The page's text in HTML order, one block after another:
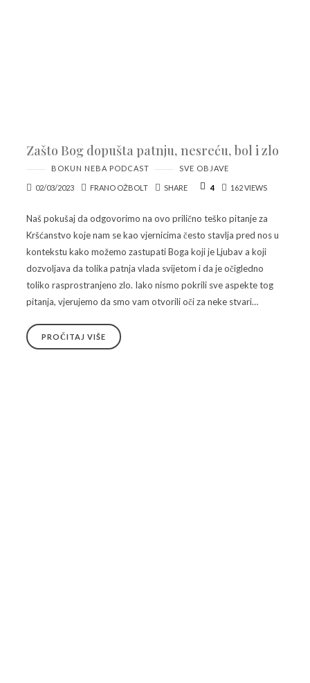
Zašto Bog dopušta patnju, nesreću, bol i zlo
BOKUN NEBA PODCAST SVE OBJAVE
02/03/2023 FRANO OŽBOLT SHARE 4 162 VIEWS
Naš pokušaj da odgovorimo na ovo prilično teško pitanje za
Kršćanstvo koje nam se kao vjernicima često stavlja pred nos u
kontekstu kako možemo zastupati Boga koji je Ljubav a koji
dozvoljava da tolika patnja vlada svijetom i da je očigledno
toliko rasprostranjeno zlo. Iako nismo pokrili sve aspekte tog
pitanja, vjerujemo da smo vam otvorili oči za neke stvari…
PROČITAJ VIŠE